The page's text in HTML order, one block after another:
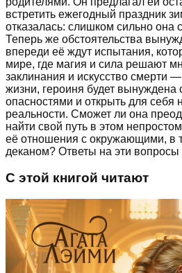
встретить ежегодный праздник
отказалась: слишком сильно она
Теперь же обстоятельства
впереди её ждут испытания,
мире, где магия и сила решают
заклинания и искусство смерти
жизни, героиня будет вынуждена
опасностями и открыть для себя
реальности. Сможет ли она
найти свой путь в этом
её отношения с окружающими, в
деканом? Ответы на эти вопросы
С этой книгой читают